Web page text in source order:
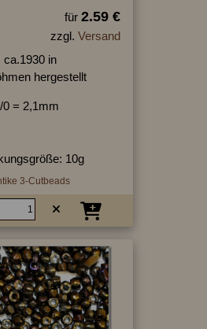
für 2.59 €
zzgl. Versand
ca.1930 in
hergestellt
0 = 2,1mm
10g
3-Cutbeads